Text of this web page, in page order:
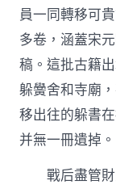
員一同轉移可
多卷，涵蓋宋
稿。這批古籍
躲黌舍和寺廟
移出往的躲書
并無一冊遺掉。
戰后盡管